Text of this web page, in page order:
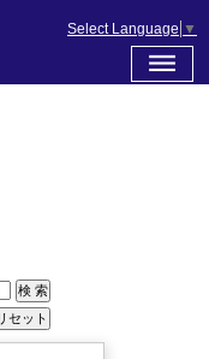
Select Language ▼